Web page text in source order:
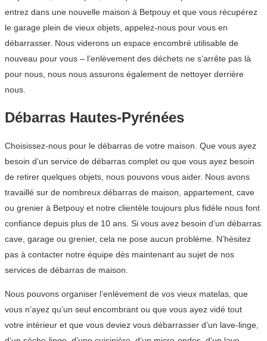
entrez dans une nouvelle maison à Betpouy et que vous récupérez
le garage plein de vieux objets, appelez-nous pour vous en
débarrasser. Nous viderons un espace encombré utilisable de
nouveau pour vous – l’enlèvement des déchets ne s’arrête pas là
pour nous, nous nous assurons également de nettoyer derrière
nous.
Débarras Hautes-Pyrénées
Choisissez-nous pour le débarras de votre maison. Que vous ayez
besoin d’un service de débarras complet ou que vous ayez besoin
de retirer quelques objets, nous pouvons vous aider. Nous avons
travaillé sur de nombreux débarras de maison, appartement, cave
ou grenier à Betpouy et notre clientèle toujours plus fidèle nous font
confiance depuis plus de 10 ans. Si vous avez besoin d’un débarras
cave, garage ou grenier, cela ne pose aucun problème. N’hésitez
pas à contacter notre équipe dès maintenant au sujet de nos
services de débarras de maison.
Nous pouvons organiser l’enlèvement de vos vieux matelas, que
vous n’ayez qu’un seul encombrant ou que vous ayez vidé tout
votre intérieur et que vous deviez vous débarrasser d’un lave-linge,